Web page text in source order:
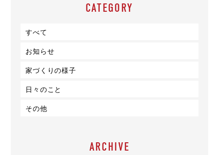
CATEGORY
すべて
お知らせ
家づくりの様子
日々のこと
その他
ARCHIVE